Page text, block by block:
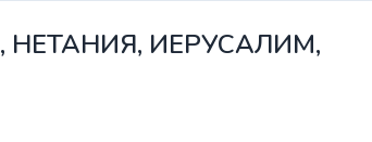
ИЕРУСАЛИМ,